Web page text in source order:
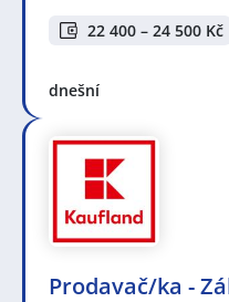
22 400 – 24 500 Kč
dnešní
Prodavač/ka -